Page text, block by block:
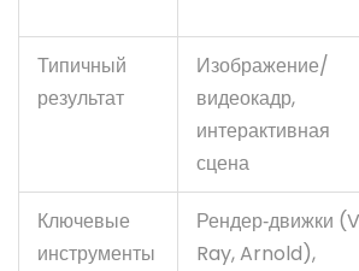
Типичный
результат
Изображение/
видеокадр,
интерактивная
сцена
Ключевые
инструменты
Рендер‑движки
Ray, Arnold),